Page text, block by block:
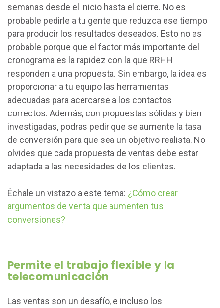
semanas desde el inicio hasta el cierre. No es
probable pedirle a tu gente que reduzca ese tiempo
para producir los resultados deseados. Esto no es
probable porque que el factor más importante del
cronograma es la rapidez con la que RRHH
responden a una propuesta. Sin embargo, la idea es
proporcionar a tu equipo las herramientas
adecuadas para acercarse a los contactos
correctos. Además, con propuestas sólidas y bien
investigadas, podras pedir que se aumente la tasa
de conversión para que sea un objetivo realista. No
olvides que cada propuesta de ventas debe estar
adaptada a las necesidades de los clientes.
Échale un vistazo a este tema: ¿Cómo crear
argumentos de venta que aumenten tus
conversiones?
Permite el trabajo flexible y la
telecomunicación
Las ventas son un desafío, e incluso los